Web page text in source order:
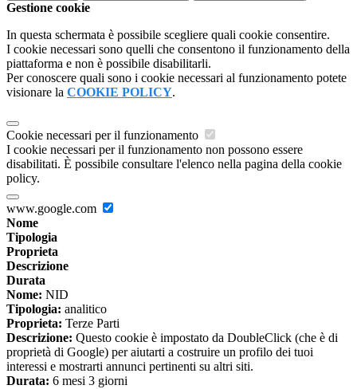
Gestione cookie
In questa schermata è possibile scegliere quali cookie consentire.
I cookie necessari sono quelli che consentono il funzionamento della
piattaforma e non è possibile disabilitarli.
Per conoscere quali sono i cookie necessari al funzionamento potete
visionare la COOKIE POLICY.
Cookie necessari per il funzionamento
I cookie necessari per il funzionamento non possono essere
disabilitati. È possibile consultare l'elenco nella pagina della cookie
policy.
www.google.com
Nome
Tipologia
Proprieta
Descrizione
Durata
Nome: NID
Tipologia: analitico
Proprieta: Terze Parti
Descrizione: Questo cookie è impostato da DoubleClick (che è di
proprietà di Google) per aiutarti a costruire un profilo dei tuoi
interessi e mostrarti annunci pertinenti su altri siti.
Durata: 6 mesi 3 giorni